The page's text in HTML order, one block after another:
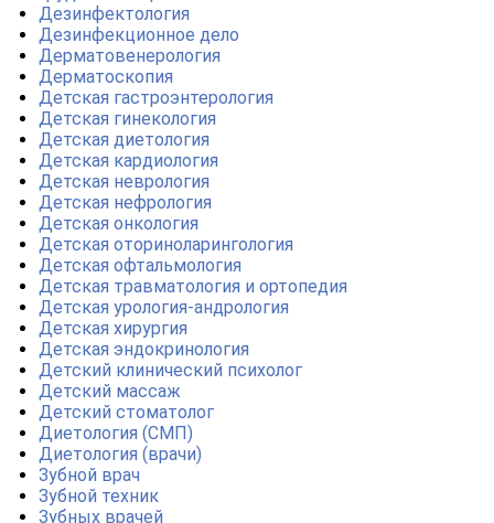
Дезинфектология
Дезинфекционное дело
Дерматовенерология
Дерматоскопия
Детская гастроэнтерология
Детская гинекология
Детская диетология
Детская кардиология
Детская неврология
Детская нефрология
Детская онкология
Детская оториноларингология
Детская офтальмология
Детская травматология и ортопедия
Детская урология-андрология
Детская хирургия
Детская эндокринология
Детский клинический психолог
Детский массаж
Детский стоматолог
Диетология (СМП)
Диетология (врачи)
Зубной врач
Зубной техник
Зубных врачей